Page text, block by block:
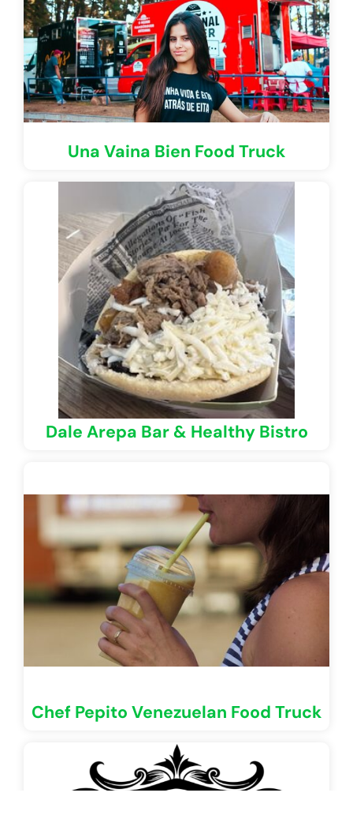
Una Vaina Bien Food Truck
Dale Arepa Bar & Healthy Bistro
Chef Pepito Venezuelan Food Truck